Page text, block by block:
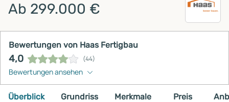
Ab 299.000 €
Bewertungen von Haas Fertigbau
4,0 (44)
Bewertungen ansehen
Überblick Grundriss Merkmale Preis